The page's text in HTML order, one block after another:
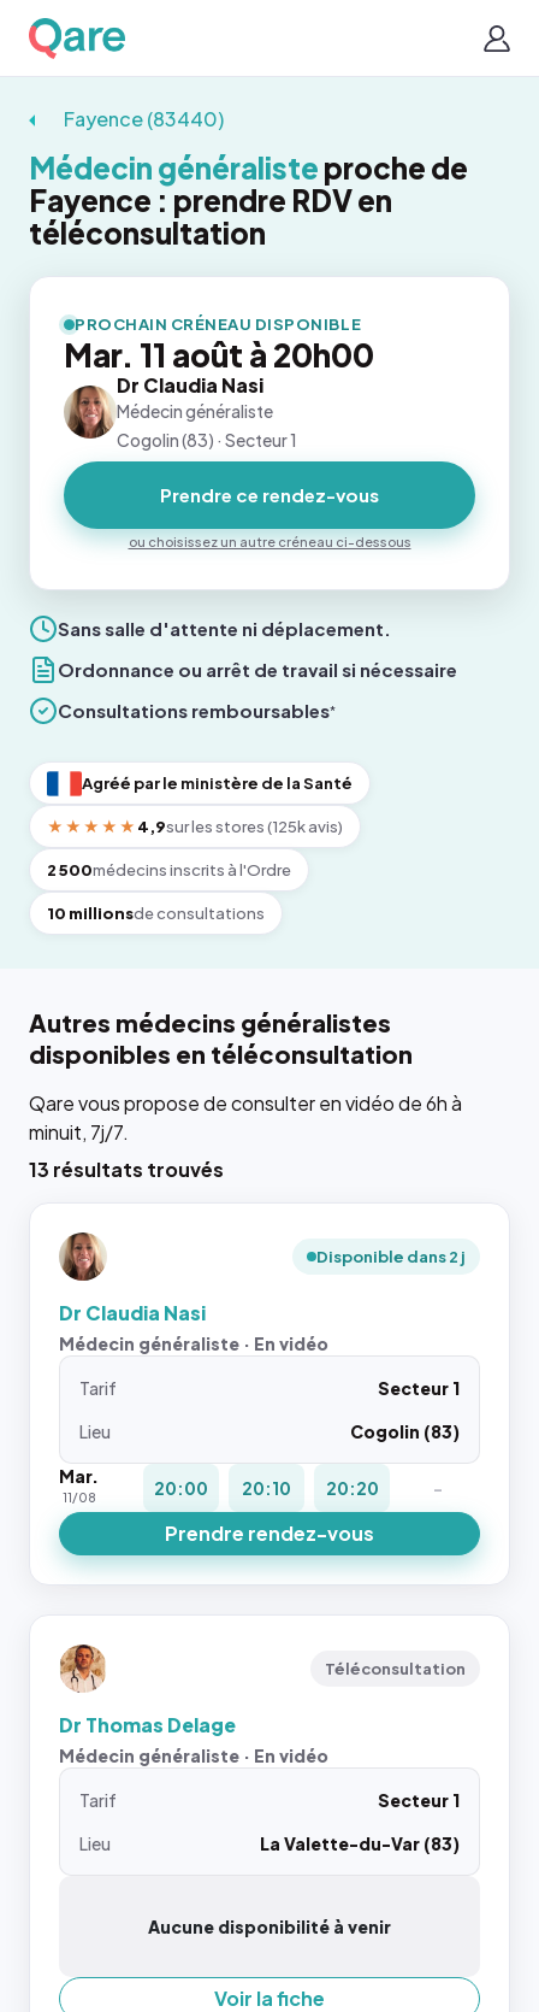
Fayence (83440)
Médecin généraliste proche de
Fayence : prendre RDV en
téléconsultation
Sans salle d'attente ni déplacement.
Ordonnance ou arrêt de travail si nécessaire
Consultations remboursables*
Agréé par le ministère de la Santé
★★★★★ 4,9sur les stores (125k avis)
2 500médecins inscrits à l'Ordre
10 millionsde consultations
PROCHAIN CRÉNEAU DISPONIBLE
Mar. 11 août à 20h00
Dr Claudia Nasi
Médecin généraliste
Cogolin (83) · Secteur 1
Prendre ce rendez-vous
ou choisissez un autre créneau ci-dessous
Autres médecins généralistes
disponibles en téléconsultation
Qare vous propose de consulter en vidéo de 6h à
minuit, 7j/7.
13 résultats trouvés
Disponible dans 2 j
Dr Claudia Nasi
Médecin généraliste · En vidéo
Tarif
Secteur 1
Lieu
Cogolin (83)
Mar.
11/08 20:00 20:10 20:20 -
Prendre rendez-vous
Téléconsultation
Dr Thomas Delage
Médecin généraliste · En vidéo
Tarif
Secteur 1
Lieu
La Valette-du-Var (83)
Aucune disponibilité à venir
Voir la fiche